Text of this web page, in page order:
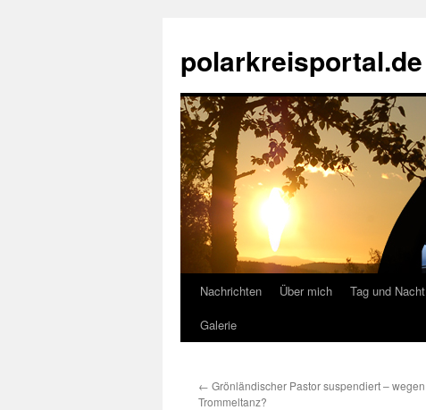
springen
polarkreisportal.de
Nachrichten Über mich Tag und Nacht
Galerie
← Grönländischer Pastor suspendiert – wegen
Trommeltanz?